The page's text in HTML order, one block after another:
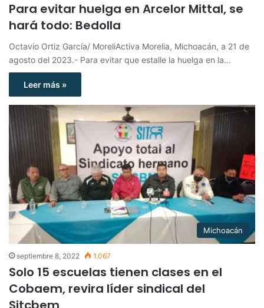
Para evitar huelga en Arcelor Mittal, se
hará todo: Bedolla
Octavio Ortiz García/ MoreliActiva Morelia, Michoacán, a 21 de
agosto del 2023.- Para evitar que estalle la huelga en la…
Leer más »
Michoacán
septiembre 8, 2022 1.067
Solo 15 escuelas tienen clases en el
Cobaem, revira líder sindical del